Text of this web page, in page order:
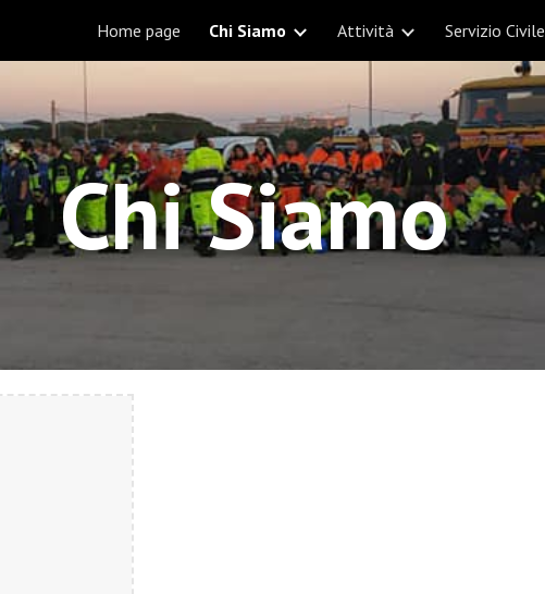
Skip to main content Skip to navigation
Home page Chi Siamo Attività Servizio Civile
Chi Siamo